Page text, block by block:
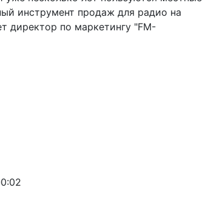
инструмент продаж для радио на
директор по маркетингу "FM-